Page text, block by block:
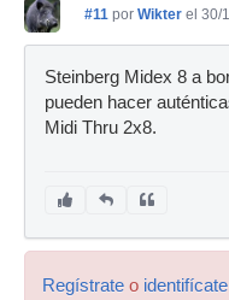
#11 por Wikter el 30/
Steinberg Midex 8 a
pueden hacer
Midi Thru 2x8.
Regístrate o identifícate